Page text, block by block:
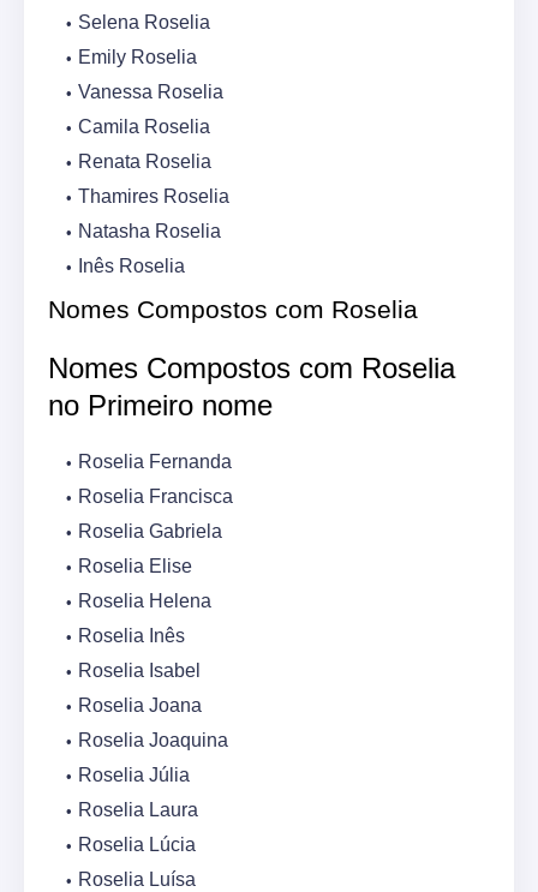
Selena Roselia
Emily Roselia
Vanessa Roselia
Camila Roselia
Renata Roselia
Thamires Roselia
Natasha Roselia
Inês Roselia
Nomes Compostos com Roselia
Nomes Compostos com Roselia
no Primeiro nome
Roselia Fernanda
Roselia Francisca
Roselia Gabriela
Roselia Elise
Roselia Helena
Roselia Inês
Roselia Isabel
Roselia Joana
Roselia Joaquina
Roselia Júlia
Roselia Laura
Roselia Lúcia
Roselia Luísa